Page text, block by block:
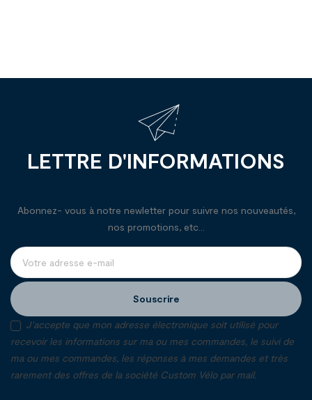
LETTRE D'INFORMATIONS
Abonnez- vous à notre newletter pour suivre nos nouveautés,
nos promotions, etc...
Souscrire
J'accepte que mon adresse électronique soit utilisé pour
recevoir les informations sur ma ou mes commandes, le suivi de
ma ou mes commandes, les réponses à mes demandes et très
rarement des offres de la société Custom Vélo par mail.